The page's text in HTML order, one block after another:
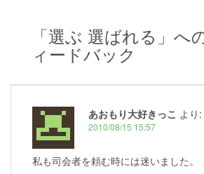
シ
「選ぶ 選ばれる 」へ
ィードバック
あおもり大好きっこ より:
2010/08/15 15:57
私も司会者を頼む時には迷いました。